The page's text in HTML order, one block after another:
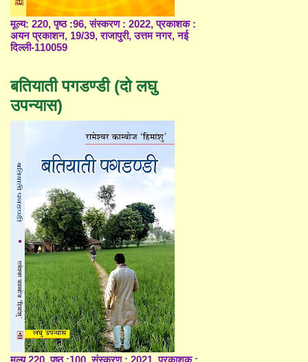
मूल्य: 220, पृष्ठ :96, संस्करण : 2022, प्रकाशक :
अयन प्रकाशन, 19/39, राजापुरी, उत्तम नगर, नई
दिल्ली-110059
बतियाती पगडण्डी (दो लघु
उपन्यास)